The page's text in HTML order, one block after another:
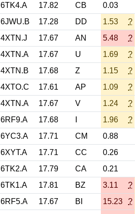
6TK4.A
17.82 CB 0.03
6JWU.B 17.28 DD 1.53 ?
4XTN.J 17.67 AN 5.48 ?
4XTN.A
17.67 U 1.69 ?
4XTN.B
17.68 Z 1.15 ?
4XTO.C 17.61 AP 1.09 ?
4XTN.A
17.67 V 1.24 ?
6RF9.A
17.68 1.96 ?
6YC3.A
17.71 CM 0.88
6XYT.A
17.71 CC 0.26
6TK2.A
17.79 CA 0.21
6TK1.A
17.81 BZ 3.11 ?
6RF5.A 17.67 BI 15.23 ?